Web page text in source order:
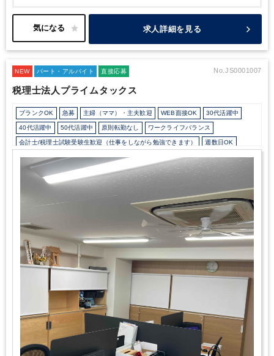
でも柔軟にご対応いただけます。 お子様が小さいうちはパー
トスタッフとして勤務され、
大きくなられたら正社員（モデ
事務所です。
その家族の方が、幸せになるようお客様の役に立つことを通じ､事
務所の価値を上げる取り組みをしております｡
【 社員の方の幸せ
門性向上のいずれも､
･時間的に裕福であること
･金銭的に裕福で
好待遇な事務所 】にこだわります!
益を生み出す必要があります｡ そこで弊所は､以下業務で付加価値
を生み出します｡ ① 独自システムの納税シミュレーション
控除･再編など高い専門性による高度税務③ 正確な試算表･決算書
による資金調達･財務支援④ セミナー講師による経営コンサルテ
ィング これらの仕事は難しい仕事ですが､
お客様にご好評ですの
で弊所では積極的に提案し､付加価値を生み出します。
税理士事
務所･会計事務所など業界未経験で
入所2年で上記が出来るように
全員が難しい仕事に挑戦したいわけでなく､
基礎資料のみ作りたいという要望にも対応し､チームとして機能す
これら高付加価値の仕事をチーム対応
するため､税理士事務所･会計事務所の一人当たりの平均売上は
800万前後といわれますが､ 弊所では2倍～3倍近い生産性を実現し
ており､これらを通じ､様々な一番が実現できる十人十色を匠税理
士事務所の採用･求人の方針にしています｡ そして､高付加価値の源
は､【人材の質】です｡ これら【高度な専門性】と【高い技術の仕
事】は､優秀な人材により実現できます｡
弊所は､【 世界４大会計
事務所出身の税理士 】と､
ハイキャリアスタッフで編成される事
【人材の質】は､地域でもトップレベルで､
採用･求人に力
を入れることを通じて､ 【人材の質】で差別化に取り組んでおり、
･現時点で既に税務など高度な仕事ができる方
･現在は未経験だが､
高度な仕事が将来できるようになる可能性を秘めた方
方々を求めてます｡
求人詳細を見る
NEW パート・アルバイト 直接応募 No.JS0001007
税理士法人プライムタックス
ブランクOK 急募 主婦（ママ）・主夫歓迎 WEB面接OK 30代活躍中
40代活躍中 50代活躍中 原則転勤なし ワークライフバランス
会計士/税理士試験受験生歓迎（仕事をしながら勉強できます） 週数日OK
週3日からOK 週4日勤務 週5日勤務 時短勤務の相談OK
勤務開始時間の相談OK 勤務終了時間の相談OK 朝遅め 定時早め
16時以前退社OK 1日7時間未満勤務OK
オフィスカジュアルOK 休憩室あり
パーテーション区切りあり
Wワーク可能（副業禁止規定なし） 少人数の職場（所属部門の人数3人以下）
ルーティンワークがメイン 社内システム等のOJT
土日祝休み 完全週休2日制 EXCELのスキルが活かせる 英語力不要
TKC